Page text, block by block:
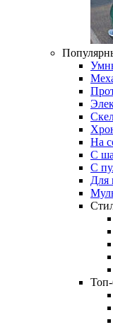
На
С
С
Для